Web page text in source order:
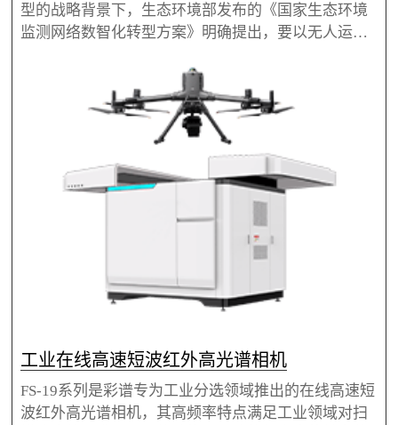
型的战略背景下，生态环境部发布的《国家生态环境
监测网络数智化转型方案》明确提出，要以无人运
点区域率先探索新一代监测网络。彩谱科技积极响应
政策号召，凭借深厚的技术积累与敏锐的市场洞察
力，重磅推出智能机载高光谱机巢系统，以创新科技
赋能生态环境监测，为行业带来全新解决方案。
工业在线高速短波红外高光谱相机
FS-19系列是彩谱专为工业分选领域推出的在线高速短
波红外高光谱相机，其高频率特点满足工业领域对扫